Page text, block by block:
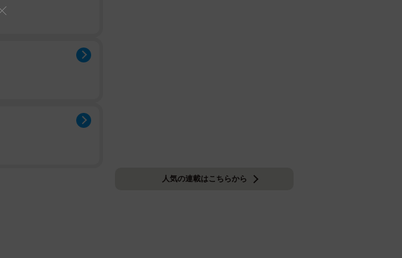
人気の連載はこちらから